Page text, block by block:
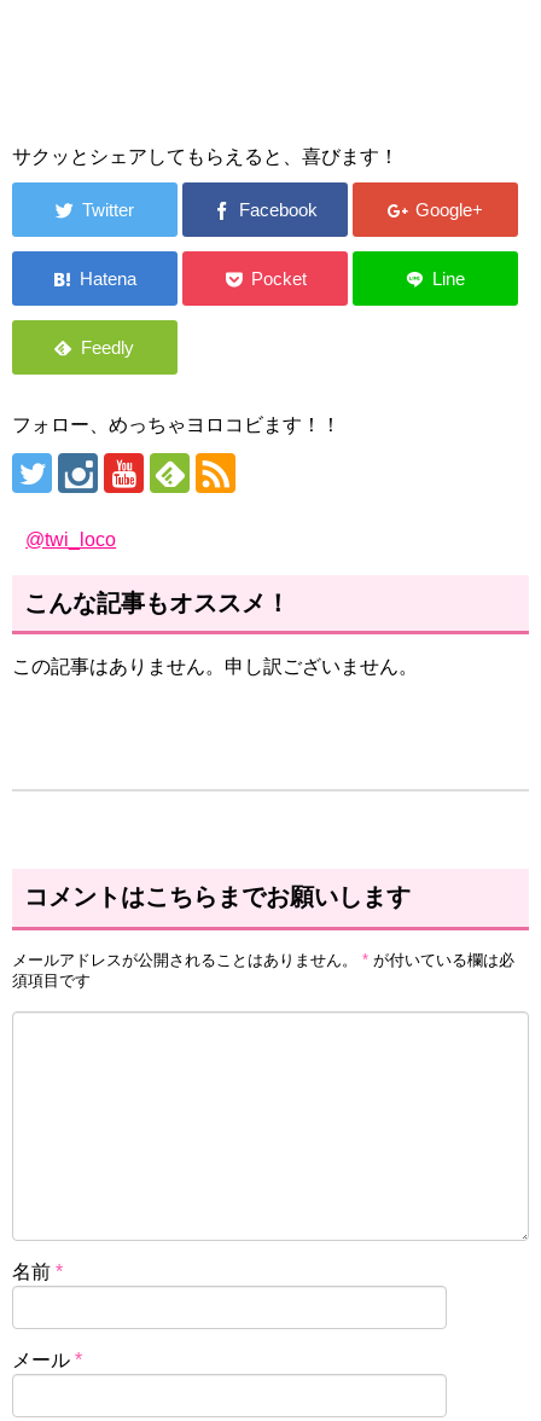
サクッとシェアしてもらえると、喜びます！
フォロー、めっちゃヨロコビます！！
@twi_loco
こんな記事もオススメ！
この記事はありません。申し訳ございません。
コメントはこちらまでお願いします
メールアドレスが公開されることはありません。 * が付いている欄は必
須項目です
名前 *
メール *